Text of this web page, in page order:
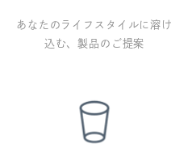
あなたのライフスタイルに溶け
込む、製品のご提案